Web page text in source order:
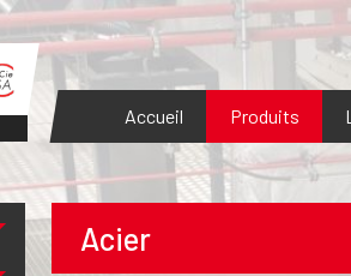
Accueil Produits
Acier